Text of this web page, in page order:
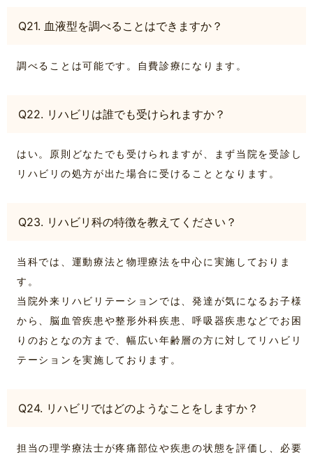
Q21. 血液型を調べることはできますか？
調べることは可能です。自費診療になります。
Q22. リハビリは誰でも受けられますか？
はい。原則どなたでも受けられますが、まず当院を受診し
リハビリの処方が出た場合に受けることとなります。
Q23. リハビリ科の特徴を教えてください？
当科では、運動療法と物理療法を中心に実施しておりま
す。
当院外来リハビリテーションでは、発達が気になるお子様
から、脳血管疾患や整形外科疾患、呼吸器疾患などでお困
りのおとなの方まで、幅広い年齢層の方に対してリハビリ
テーションを実施しております。
Q24. リハビリではどのようなことをしますか？
担当の理学療法士が疼痛部位や疾患の状態を評価し、必要